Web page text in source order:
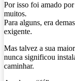
Por isso foi amado
muitos.
Para alguns, era
exigente.
Mas talvez a sua
nunca significou
caminhar.